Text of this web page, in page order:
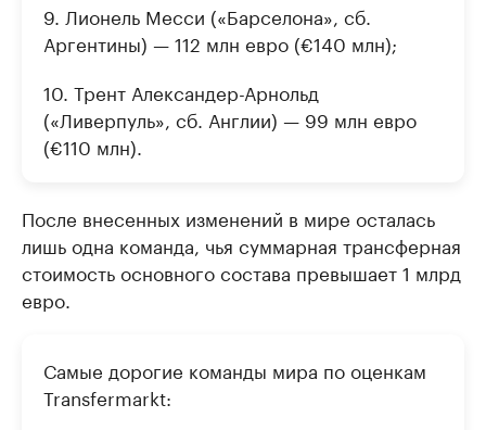
9. Лионель Месси («Барселона», сб.
Аргентины) — 112 млн евро (€140 млн);
10. Трент Александер-Арнольд
(«Ливерпуль», сб. Англии) — 99 млн евро
(€110 млн).
После внесенных изменений в мире осталась
лишь одна команда, чья суммарная трансферная
стоимость основного состава превышает 1 млрд
евро.
Самые дорогие команды мира по оценкам
Transfermarkt: